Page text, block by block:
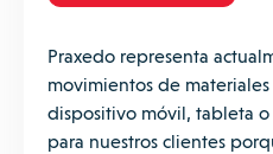
Praxedo representa
movimientos de
dispositivo móvil, tableta
para nuestros clientes